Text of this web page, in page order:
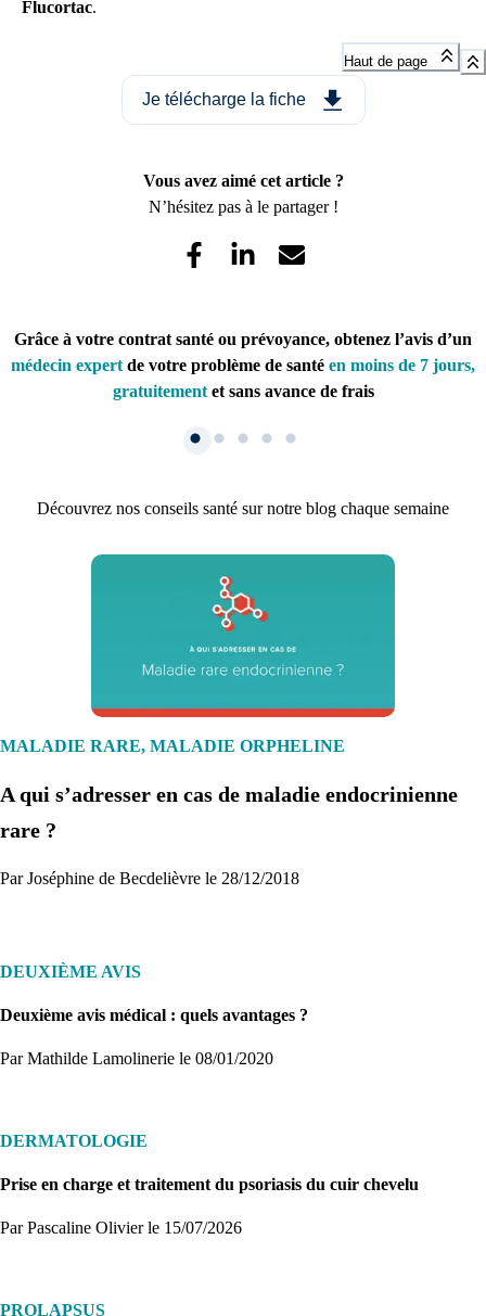
Flucortac.
Haut de page
Je télécharge la fiche
Vous avez aimé cet article ?
N’hésitez pas à le partager !
Grâce à votre contrat santé ou prévoyance, obtenez l’avis d’un
médecin expert de votre problème de santé en moins de 7 jours,
gratuitementet sans avance de frais
1. Inscription
Créez un compte et récupérez votre dossier médical en parallèle
Je commence
Découvrez nos conseils santé sur notre blog chaque semaine
MALADIE RARE, MALADIE ORPHELINE
A qui s’adresser en cas de maladie endocrinienne
rare ?
Par Joséphine de Becdelièvre le 28/12/2018
DEUXIÈME AVIS
Deuxième avis médical : quels avantages ?
Par Mathilde Lamolinerie le 08/01/2020
DERMATOLOGIE
Prise en charge et traitement du psoriasis du cuir chevelu
Par Pascaline Olivierle 15/07/2026
PROLAPSUS